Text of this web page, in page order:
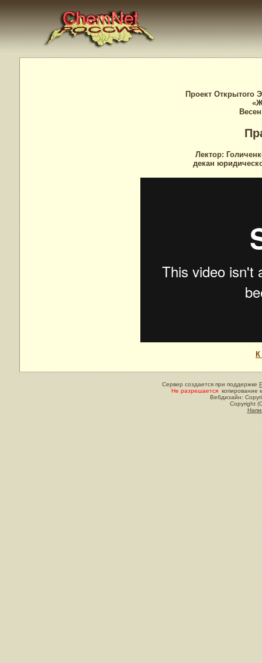
Проект Открытого
Лектор:
декан
Сервер создается при поддержке
Не разрешается копирование
Вебдизайн:
Copyright